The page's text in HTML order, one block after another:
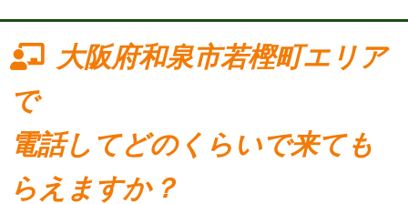
大阪府和泉市若樫町エリア
で
電話してどのくらいで来ても
らえますか？